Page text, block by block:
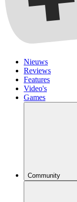
Nieuws
Reviews
Features
Video's
Games
Community